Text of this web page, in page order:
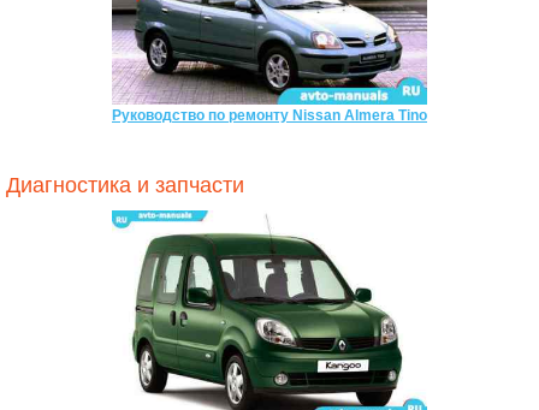
Руководство по ремонту Nissan Almera Tino
Диагностика и запчасти